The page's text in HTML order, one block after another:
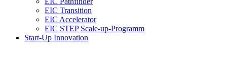
EIC Transition
EIC Accelerator
EIC STEP Scale-up-Programm
Start-Up Innovation